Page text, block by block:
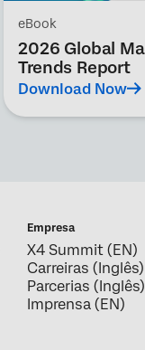
eBook
2026 Global
Trends Report
Download Now
Empresa
X4 Summit (EN)
Carreiras (Inglês)
Parcerias (Inglês)
Imprensa (EN)